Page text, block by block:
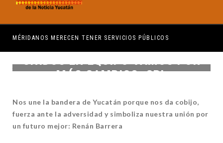
MERECEN TENER SERVICIOS PÚBLICOS
UNIDOS EN EQUIPO VAMOS POR
MÁS CAMBIOS: CPL
Nos une la bandera de Yucatán porque nos da cobijo,
fuerza ante la adversidad y simboliza nuestra unión por
un futuro mejor: Renán Barrera